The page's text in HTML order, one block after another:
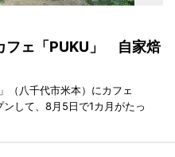
フェ「PUKU」 自家焙
（八千代市米本）にカフェ
ンして、8月5日で1カ月がたっ